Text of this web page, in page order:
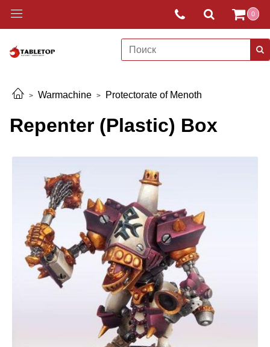
0
Warmachine Protectorate of Menoth
Repenter (Plastic) Box